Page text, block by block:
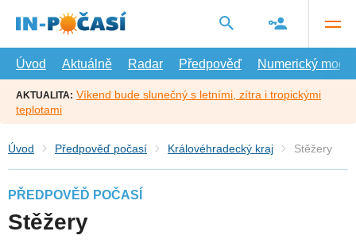
hlavní
Úvod
Aktuálně Radar Předpověď Numerický model
AKTUALITA: Víkend bude slunečný s letními, zítra i tropickými
teplotami
Úvod Předpověď počasí Královéhradecký kraj Stěžery
PŘEDPOVĚĎ POČASÍ
Stěžery